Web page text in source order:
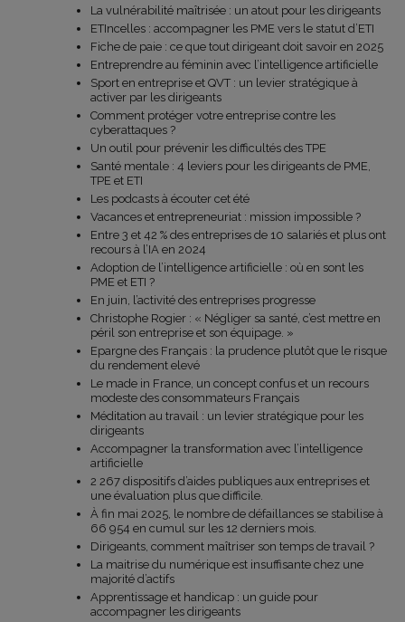
La vulnérabilité maîtrisée : un atout pour les dirigeants
ETIncelles : accompagner les PME vers le statut d’ETI
Fiche de paie : ce que tout dirigeant doit savoir en 2025
Entreprendre au féminin avec l’intelligence artificielle
Sport en entreprise et QVT : un levier stratégique à
activer par les dirigeants
Comment protéger votre entreprise contre les
cyberattaques ?
Un outil pour prévenir les difficultés des TPE
Santé mentale : 4 leviers pour les dirigeants de PME,
TPE et ETI
Les podcasts à écouter cet été
Vacances et entrepreneuriat : mission impossible ?
Entre 3 et 42 % des entreprises de 10 salariés et plus ont
recours à l’IA en 2024
Adoption de l’intelligence artificielle : où en sont les
PME et ETI ?
En juin, l’activité des entreprises progresse
Christophe Rogier : « Négliger sa santé, c’est mettre en
péril son entreprise et son équipage. »
Epargne des Français : la prudence plutôt que le risque
du rendement elevé
Le made in France, un concept confus et un recours
modeste des consommateurs Français
Méditation au travail : un levier stratégique pour les
dirigeants
Accompagner la transformation avec l’intelligence
artificielle
2 267 dispositifs d’aides publiques aux entreprises et
une évaluation plus que difficile.
À fin mai 2025, le nombre de défaillances se stabilise à
66 954 en cumul sur les 12 derniers mois.
Dirigeants, comment maîtriser son temps de travail ?
La maitrise du numérique est insuffisante chez une
majorité d’actifs
Apprentissage et handicap : un guide pour
accompagner les dirigeants